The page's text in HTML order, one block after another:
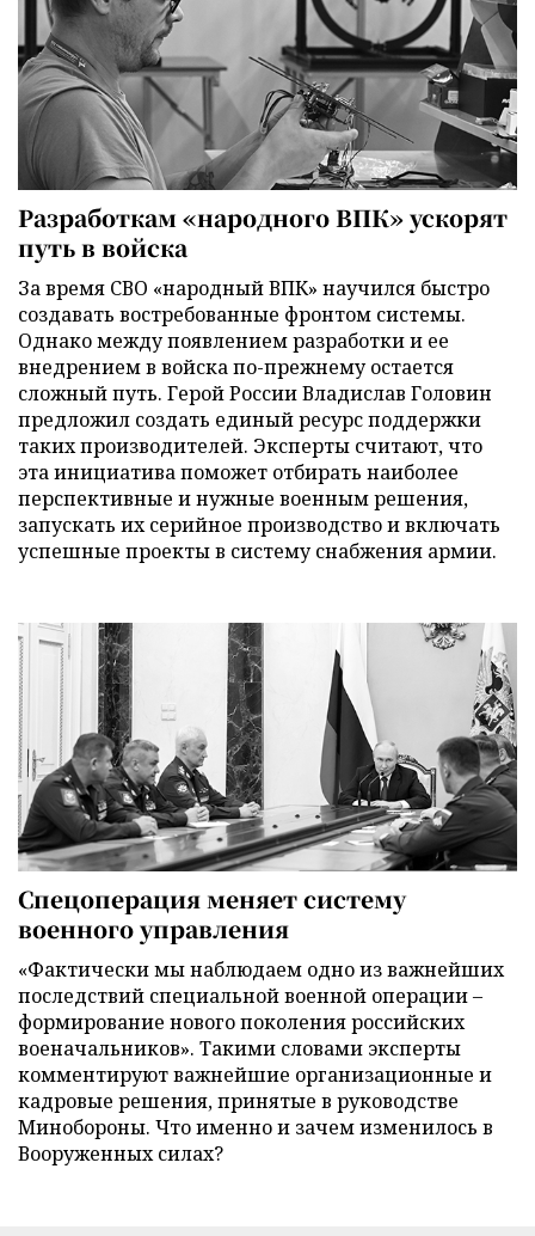
Разработкам «народного ВПК» ускорят
путь в войска
За время СВО «народный ВПК» научился быстро
создавать востребованные фронтом системы.
Однако между появлением разработки и ее
внедрением в войска по-прежнему остается
сложный путь. Герой России Владислав Головин
предложил создать единый ресурс поддержки
таких производителей. Эксперты считают, что
эта инициатива поможет отбирать наиболее
перспективные и нужные военным решения,
запускать их серийное производство и включать
успешные проекты в систему снабжения армии.
Спецоперация меняет систему
военного управления
«Фактически мы наблюдаем одно из важнейших
последствий специальной военной операции –
формирование нового поколения российских
военачальников». Такими словами эксперты
комментируют важнейшие организационные и
кадровые решения, принятые в руководстве
Минобороны. Что именно и зачем изменилось в
Вооруженных силах?